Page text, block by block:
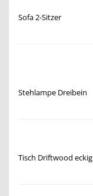
Sofa 2-Sitzer
Stehlampe Dreibein
Tisch Driftwood eckig